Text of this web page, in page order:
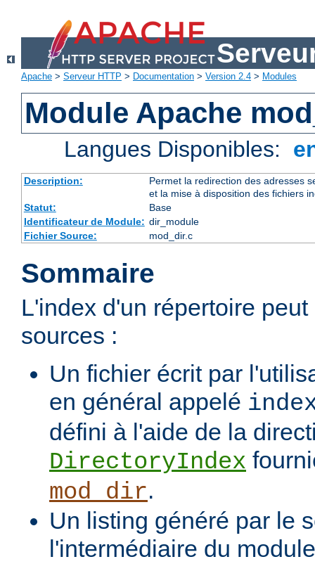
Apache > Serveur HTTP > Documentation > Version 2.4 > Modules
Module Apache
Langues Disponibles:
Description:
Permet la redirection des adresses
et la mise à disposition des fichiers
Statut:
Base
Identificateur de Module: dir_module
Fichier Source:
mod_dir.c
Sommaire
L'index d'un répertoire
sources :
Un fichier écrit par
en général appelé
défini à l'aide de la
DirectoryIndex
mod_dir.
Un listing généré par le
l'intermédiaire du